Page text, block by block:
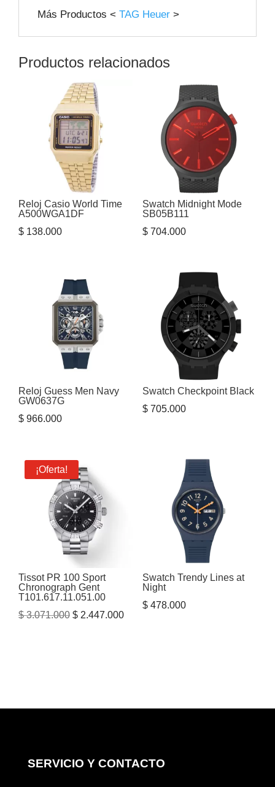
Más Productos < TAG Heuer >
Productos relacionados
Reloj Casio World Time
A500WGA1DF
$ 138.000
Swatch Midnight Mode
SB05B111
$704.000
Reloj Guess Men Navy
GW0637G
$ 966.000
Swatch Checkpoint Black
$705.000
¡Oferta!
Tissot PR 100 Sport
Chronograph Gent
T101.617.11.051.00
$3.071.000 El
$ 2.447.000El
Swatch Trendy Lines at
Night
$478.000
SERVICIO Y CONTACTO